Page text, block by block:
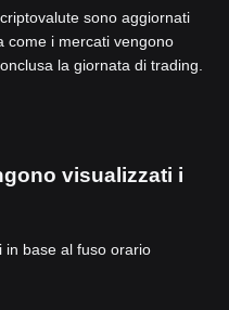
sono aggiornati
come i mercati vengono
la giornata di trading.
visualizzati i
in base al fuso orario